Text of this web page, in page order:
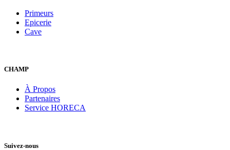
Primeurs
Epicerie
Cave
CHAMP
À Propos
Partenaires
Service HORECA
Suivez-nous